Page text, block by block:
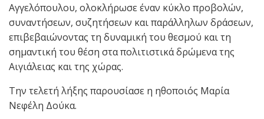
Αγγελόπουλου, ολοκλήρωσε έναν κύκλο προβολών,
συναντήσεων, συζητήσεων και παράλληλων δράσεων,
επιβεβαιώνοντας τη δυναμική του θεσμού και τη
σημαντική του θέση στα πολιτιστικά δρώμενα της
Αιγιάλειας και της χώρας.
Την τελετή λήξης παρουσίασε η ηθοποιός Μαρία
Νεφέλη Δούκα.